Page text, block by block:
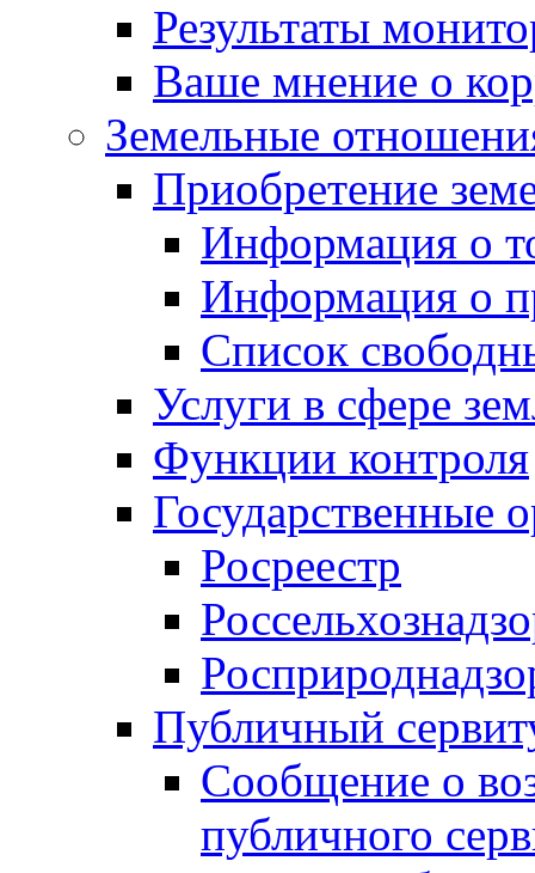
Результаты
Ваше мнение о
Земельные
Приобретение
Информация о
Информация о
Список
Услуги в сфере
Функции контроля
Государственные
Росреестр
Публичный
Сообщение о
публичного